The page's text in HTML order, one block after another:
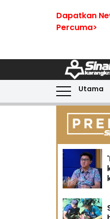
Dapatkan
Percuma>
Utama